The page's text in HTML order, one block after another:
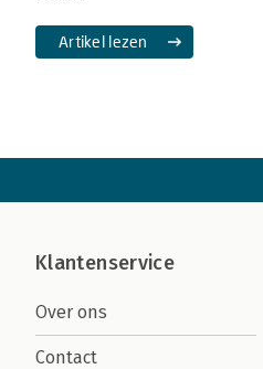
Artikel lezen
Klantenservice
Over ons
Contact